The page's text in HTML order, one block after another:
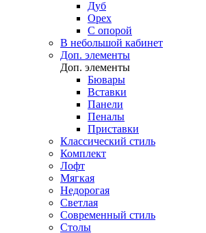
Дуб
Орех
С опорой
В небольшой кабинет
Доп. элементы
Доп. элементы
Бювары
Вставки
Панели
Пеналы
Приставки
Классический стиль
Комплект
Лофт
Мягкая
Недорогая
Светлая
Современный стиль
Столы